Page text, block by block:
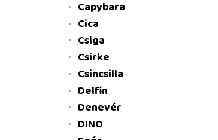
Capybara
Cica
Csiga
Csirke
Csincsilla
Delfin
Denevér
DINO